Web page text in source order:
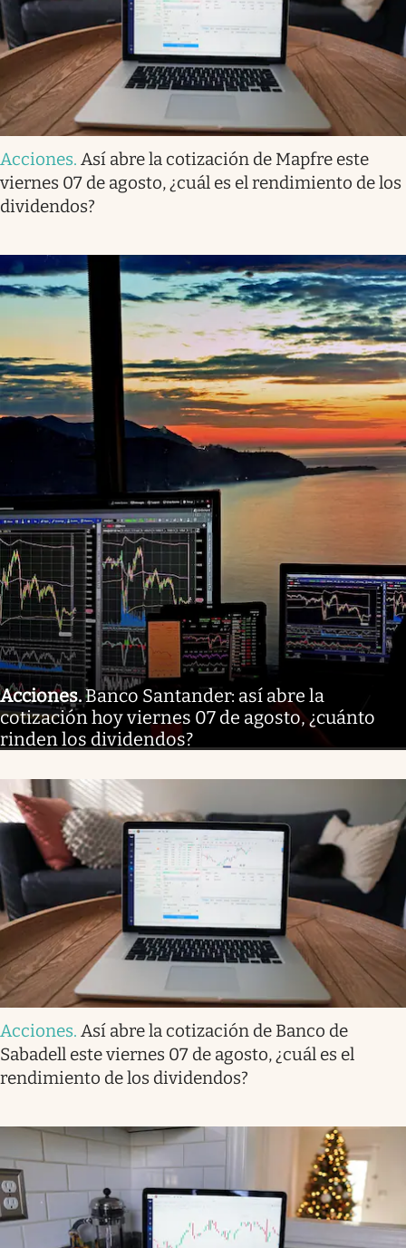
Acciones. Así abre la cotización de Mapfre este
viernes 07 de agosto, ¿cuál es el rendimiento de los
dividendos?
Acciones.Banco Santander: así abre la
cotización hoy viernes 07 de agosto, ¿cuánto
rinden los dividendos?
Acciones. Así abre la cotización de Banco de
Sabadell este viernes 07 de agosto, ¿cuál es el
rendimiento de los dividendos?